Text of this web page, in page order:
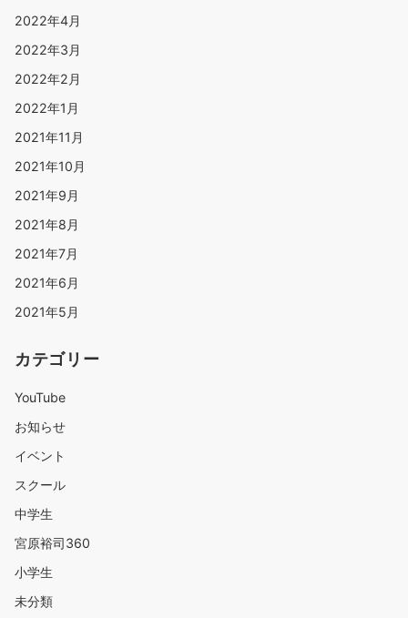
2022年4月
2022年3月
2022年2月
2022年1月
2021年11月
2021年10月
2021年9月
2021年8月
2021年7月
2021年6月
2021年5月
カテゴリー
YouTube
お知らせ
イベント
スクール
中学生
宮原裕司360
小学生
未分類